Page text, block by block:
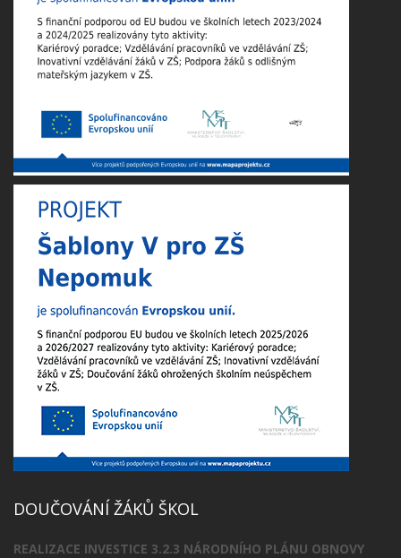
DOUČOVÁNÍ ŽÁKŮ ŠKOL
REALIZACE INVESTICE 3.2.3 NÁRODNÍHO PLÁNU OBNOVY